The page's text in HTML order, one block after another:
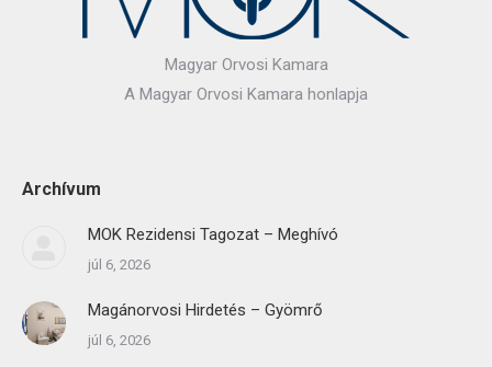
Magyar Orvosi Kamara
A Magyar Orvosi Kamara honlapja
Archívum
MOK Rezidensi Tagozat – Meghívó
júl 6, 2026
Magánorvosi Hirdetés – Gyömrő
júl 6, 2026